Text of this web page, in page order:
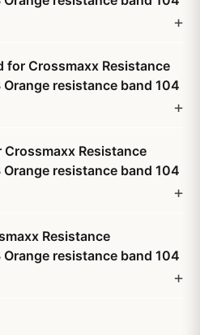
for Crossmaxx Resistance
resistance band 104
Resistance
resistance band 104
Resistance
resistance band 104